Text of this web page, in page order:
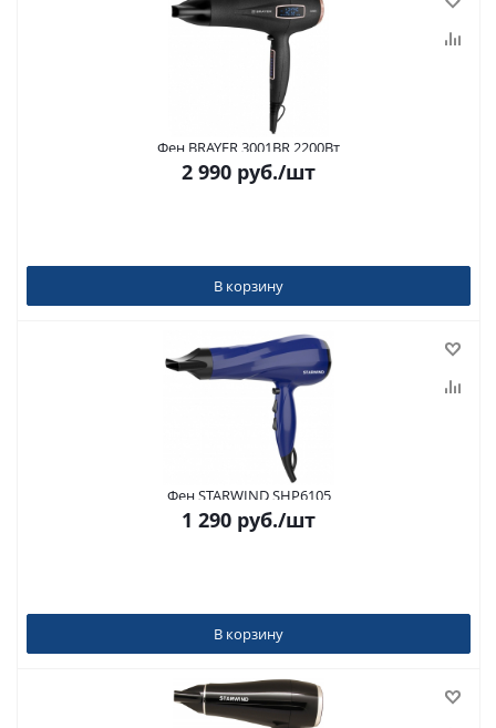
Фен BRAYER 3001BR 2200Вт
2 990 руб./шт
В корзину
Фен STARWIND SHP6105
1 290 руб./шт
В корзину